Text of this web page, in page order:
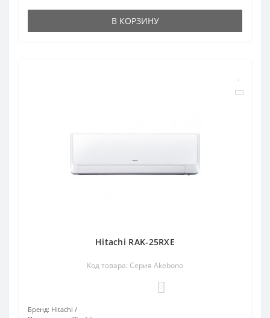
В КОРЗИНУ
Hitachi RAK-25RXE
Код товара: Серия Akebono
Бренд: Hitachi